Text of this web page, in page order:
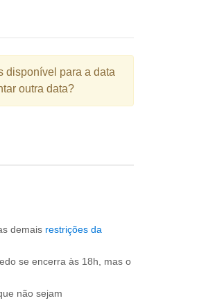
disponível para a data
outra data?
demais restrições da
se encerra às 18h, mas o
não sejam